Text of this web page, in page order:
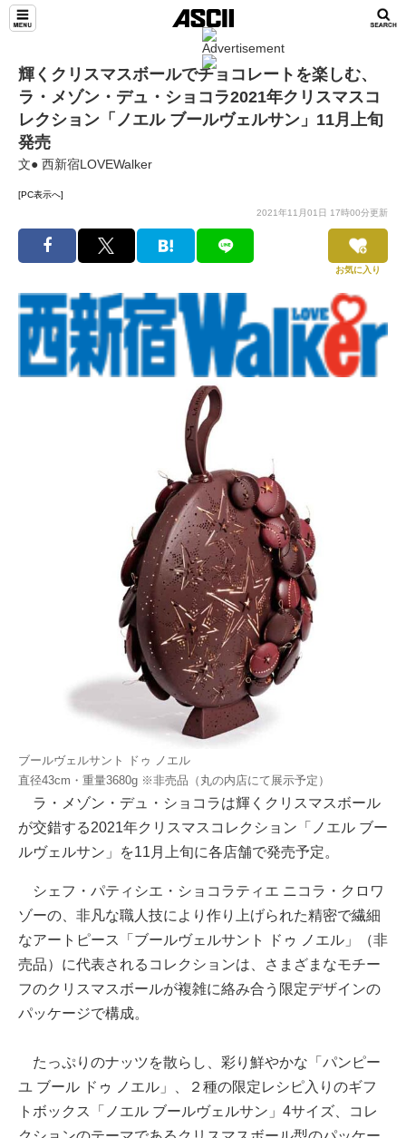
輝くクリスマスボールでチョコレートを楽しむ、
ラ・メゾン・デュ・ショコラ2021年クリスマスコ
レクション「ノエル ブールヴェルサン」11月上旬
発売
文● 西新宿LOVEWalker
[PC表示へ]
2021年11月01日 17時00分更新
お気に入り
ブールヴェルサント ドゥ ノエル
直径43cm・重量3680g ※非売品（丸の内店にて展示予定）
ラ・メゾン・デュ・ショコラは輝くクリスマスボール
が交錯する2021年クリスマスコレクション「ノエル ブー
ルヴェルサン」を11月上旬に各店舗で発売予定。
シェフ・パティシエ・ショコラティエ ニコラ・クロワ
ゾーの、非凡な職人技により作り上げられた精密で繊細
なアートピース「ブールヴェルサント ドゥ ノエル」（非
売品）に代表されるコレクションは、さまざまなモチー
フのクリスマスボールが複雑に絡み合う限定デザインの
パッケージで構成。
たっぷりのナッツを散らし、彩り鮮やかな「パンピー
ユ ブール ドゥ ノエル」、２種の限定レシピ入りのギフ
トボックス「ノエル ブールヴェルサン」4サイズ、コレ